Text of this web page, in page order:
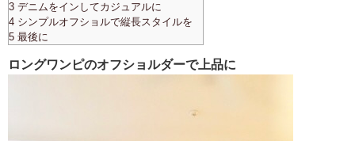
3 デニムをインしてカジュアルに
4 シンプルオフショルで縦長スタイルを
5 最後に
ロングワンピのオフショルダーで上品に